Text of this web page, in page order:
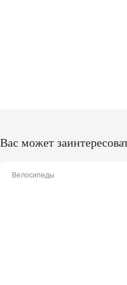
Вас может
Велосипеды